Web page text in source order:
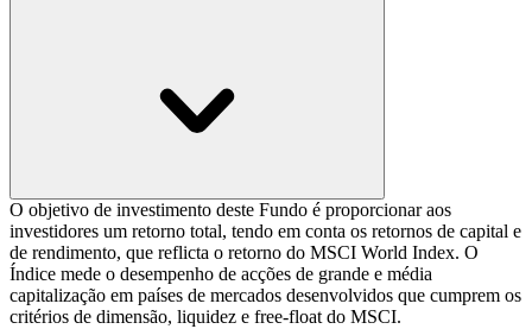
O objetivo de investimento deste Fundo é proporcionar aos
investidores um retorno total, tendo em conta os retornos de capital e
de rendimento, que reflicta o retorno do MSCI World Index. O
Índice mede o desempenho de acções de grande e média
capitalização em países de mercados desenvolvidos que cumprem os
critérios de dimensão, liquidez e free-float do MSCI.